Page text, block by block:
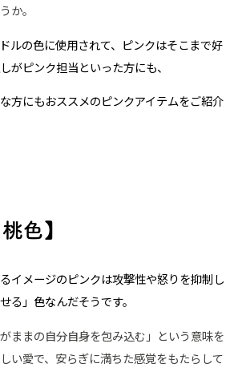
か。
ルの色に使用されて、ピンクはそこまで好
がピンク担当といった方にも、
方にもおススメのピンクアイテムをご紹介
色】
イメージのピンクは攻撃性や怒りを抑制し
る」色なんだそうです。
ままの自分自身を包み込む」という意味を
い愛で、安らぎに満ちた感覚をもたらして